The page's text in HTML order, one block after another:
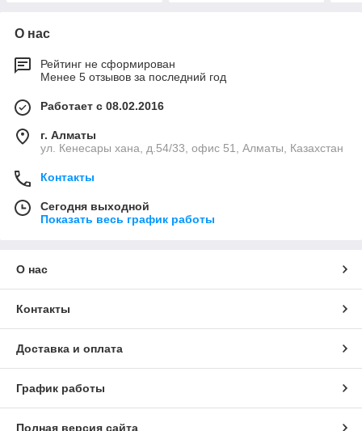
О нас
Рейтинг не сформирован
Менее 5 отзывов за последний год
Работает с 08.02.2016
г. Алматы
ул. Кенесары хана, д.54/33, офис 51, Алматы, Казахстан
Контакты
Сегодня выходной
Показать весь график работы
О нас
Контакты
Доставка и оплата
График работы
Полная версия сайта